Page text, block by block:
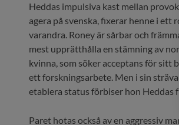
Heddas impulsiva kast mellan
agera på svenska, fixerar henne i ett
varandra. Roney är sårbar och
mest upprätthålla en stämning av
kvinna, som söker acceptans för sitt
ett forskningsarbete. Men i sin
etablera status förbiser hon
Paret hotas också av en aggressiv